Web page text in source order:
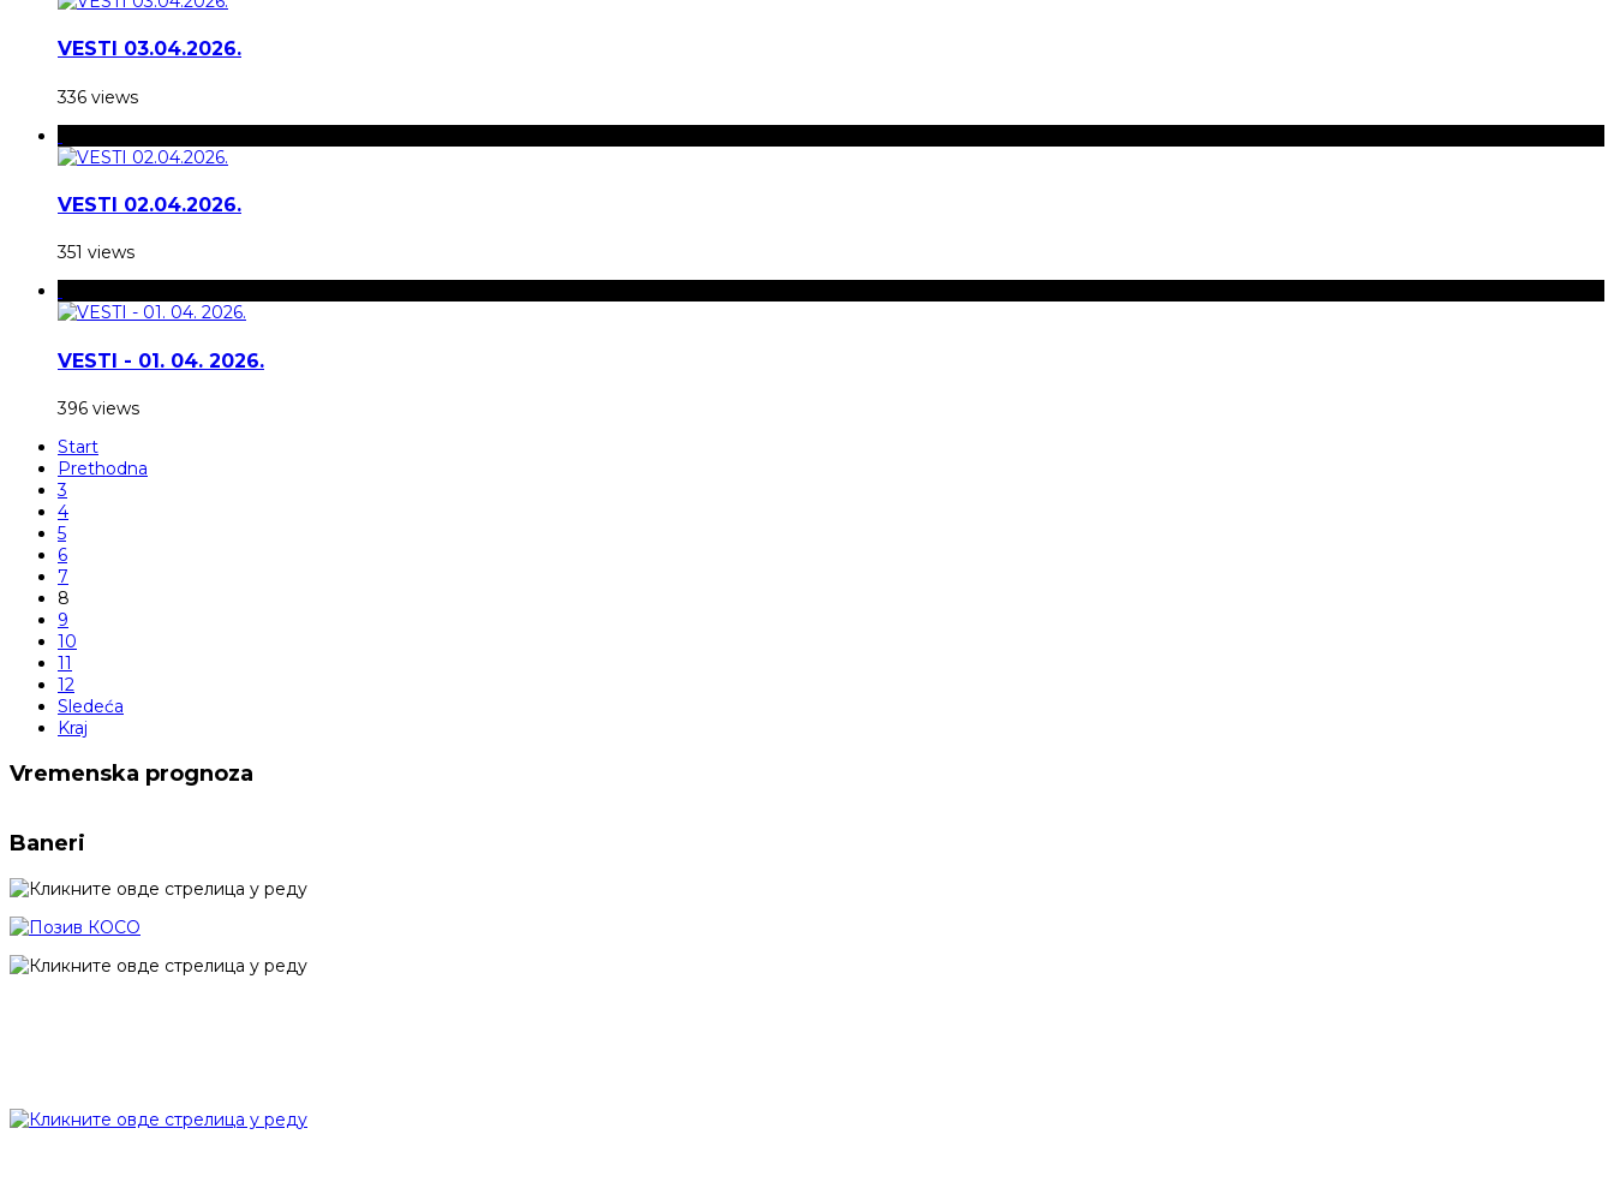
VESTI 03.04.2026.
336 views
VESTI 02.04.2026.
351 views
VESTI - 01. 04. 2026.
396 views
Start
Prethodna
3
4
5
6
7
8
9
10
11
12
Sledeća
Kraj
Vremenska prognoza
Baneri